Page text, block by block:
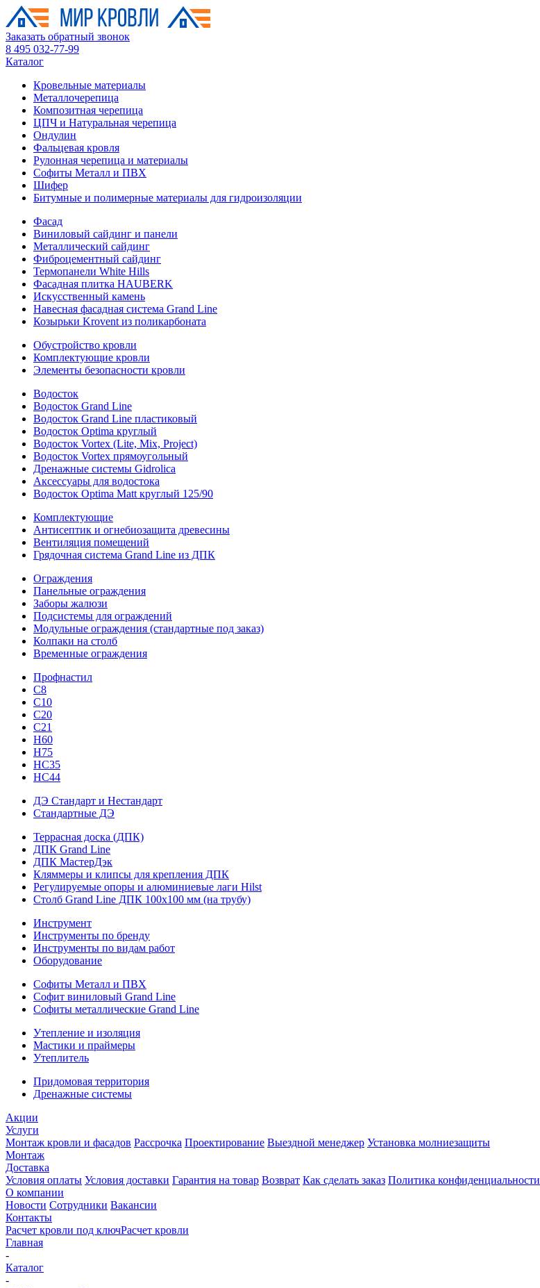
Заказать обратный звонок
8 495 032-77-99
Каталог
Кровельные материалы
Металлочерепица
Композитная черепица
ЦПЧ и Натуральная черепица
Ондулин
Фальцевая кровля
Рулонная черепица и материалы
Софиты Металл и ПВХ
Шифер
Битумные и полимерные материалы для гидроизоляции
Фасад
Виниловый сайдинг и панели
Металлический сайдинг
Фиброцементный сайдинг
Термопанели White Hills
Фасадная плитка HAUBERK
Искусственный камень
Навесная фасадная система Grand Line
Козырьки Krovent из поликарбоната
Обустройство кровли
Комплектующие кровли
Элементы безопасности кровли
Водосток
Водосток Grand Line
Водосток Grand Line пластиковый
Водосток Optima круглый
Водосток Vortex (Lite, Mix, Project)
Водосток Vortex прямоугольный
Дренажные системы Gidrolica
Аксессуары для водостока
Водосток Optima Matt круглый 125/90
Комплектующие
Антисептик и огнебиозащита древесины
Вентиляция помещений
Грядочная система Grand Line из ДПК
Ограждения
Панельные ограждения
Заборы жалюзи
Подсистемы для ограждений
Модульные ограждения (стандартные под заказ)
Колпаки на столб
Временные ограждения
Профнастил
С8
С10
С20
С21
H60
H75
HС35
НС44
ДЭ Стандарт и Нестандарт
Стандартные ДЭ
Террасная доска (ДПК)
ДПК Grand Line
ДПК МастерДэк
Кляммеры и клипсы для крепления ДПК
Регулируемые опоры и алюминиевые лаги Hilst
Столб Grand Line ДПК 100х100 мм (на трубу)
Инструмент
Инструменты по бренду
Инструменты по видам работ
Оборудование
Софиты Металл и ПВХ
Софит виниловый Grand Line
Софиты металлические Grand Line
Утепление и изоляция
Мастики и праймеры
Утеплитель
Придомовая территория
Дренажные системы
Акции
Услуги
Монтаж кровли и фасадов Рассрочка Проектирование Выездной менеджер Установка молниезащиты
Монтаж
Доставка
Условия оплаты Условия доставки Гарантия на товар Возврат Как сделать заказ Политика конфиденциальности
О компании
Новости Сотрудники Вакансии
Контакты
Расчет кровли под ключРасчет кровли
Главная
-
Каталог
-